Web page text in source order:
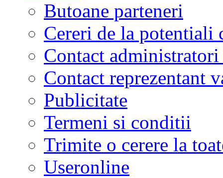
Butoane parteneri
Cereri de la potentiali
Contact
Contact reprezentant
Publicitate
Termeni si conditii
Trimite o cerere la
Useronline